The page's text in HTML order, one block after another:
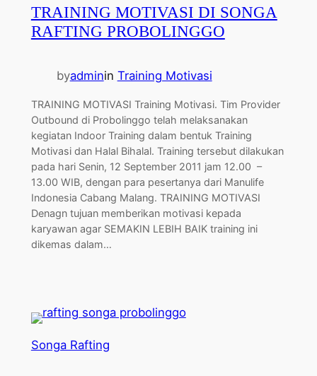
TRAINING MOTIVASI DI SONGA
RAFTING PROBOLINGGO
byadminin Training Motivasi
TRAINING MOTIVASI Training Motivasi. Tim Provider
Outbound di Probolinggo telah melaksanakan
kegiatan Indoor Training dalam bentuk Training
Motivasi dan Halal Bihalal. Training tersebut dilakukan
pada hari Senin, 12 September 2011 jam 12.00 –
13.00 WIB, dengan para pesertanya dari Manulife
Indonesia Cabang Malang. TRAINING MOTIVASI
Denagn tujuan memberikan motivasi kepada
karyawan agar SEMAKIN LEBIH BAIK training ini
dikemas dalam…
Songa Rafting